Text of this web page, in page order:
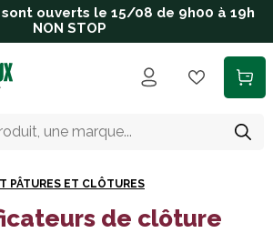
sont ouverts le 15/08 de 9h00 à 19h
NON STOP
PÂTURES ET CLÔTURES
de clôture